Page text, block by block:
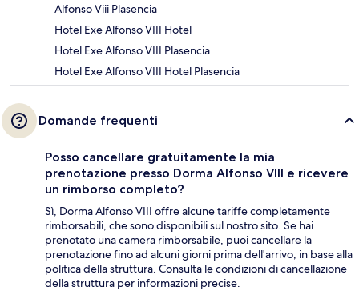
Alfonso Viii Plasencia
Hotel Exe Alfonso VIII Hotel
Hotel Exe Alfonso VIII Plasencia
Hotel Exe Alfonso VIII Hotel Plasencia
Domande frequenti
Posso cancellare gratuitamente la mia
prenotazione presso Dorma Alfonso VIII e ricevere
un rimborso completo?
Sì, Dorma Alfonso VIII offre alcune tariffe completamente
rimborsabili, che sono disponibili sul nostro sito. Se hai
prenotato una camera rimborsabile, puoi cancellare la
prenotazione fino ad alcuni giorni prima dell'arrivo, in base alla
politica della struttura. Consulta le condizioni di cancellazione
della struttura per informazioni precise.